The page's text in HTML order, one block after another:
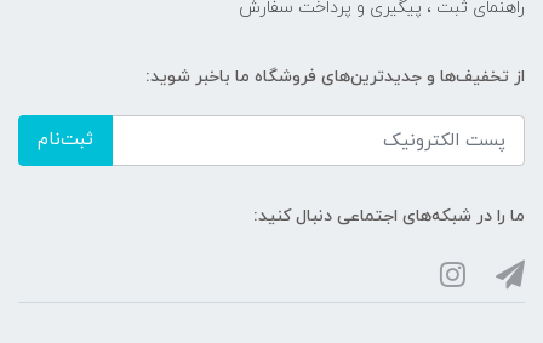
راهنمای ثبت ، پیگیری و پرداخت سفارش
از تخفیف‌ها و جدیدترین‌های فروشگاه ما باخبر شوید:
ثبت‌نام
ما را در شبکه‌های اجتماعی دنبال کنید: